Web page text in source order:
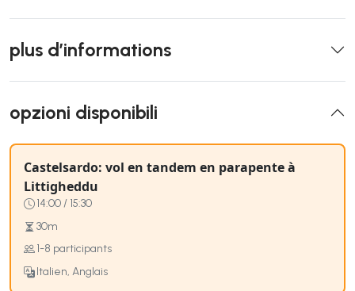
plus d’informations
opzioni disponibili
Castelsardo: vol en tandem en parapente à
Littigheddu
14:00 / 15:30
30m
1-8 participants
Italien, Anglais